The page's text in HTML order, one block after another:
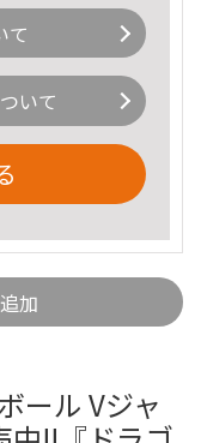
て
いて
加
ール Vジャ